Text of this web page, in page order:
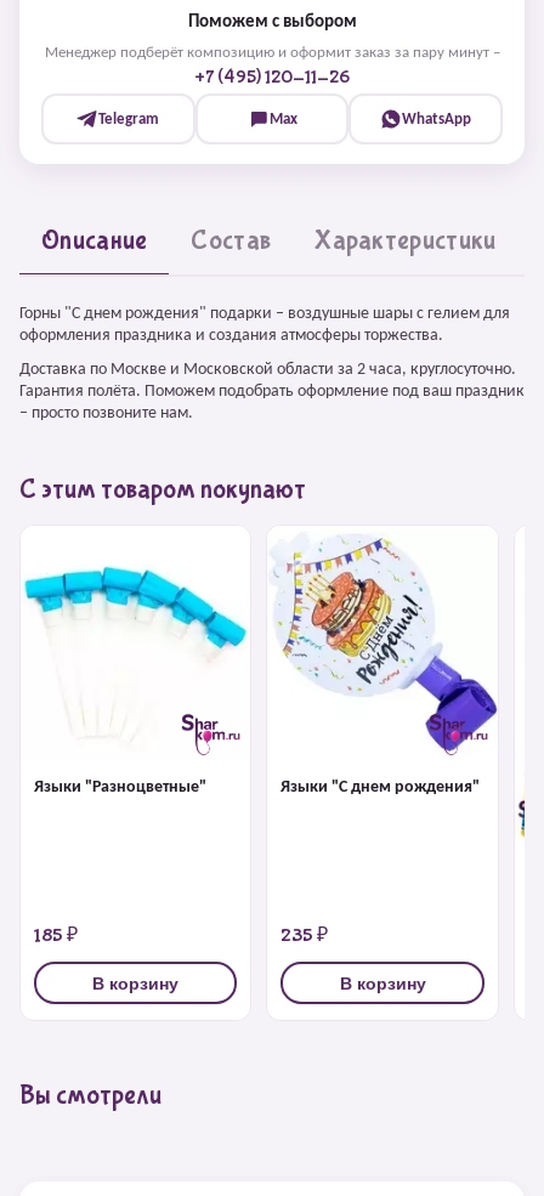
Поможем с выбором
Менеджер подберёт композицию и оформит заказ за пару минут –
+7 (495) 120-11-26
Telegram Max WhatsApp
Описание Состав Характеристики
Горны "С днем рождения" подарки – воздушные шары с гелием для
оформления праздника и создания атмосферы торжества.
Доставка по Москве и Московской области за 2 часа, круглосуточно.
Гарантия полёта. Поможем подобрать оформление под ваш праздник
– просто позвоните нам.
С этим товаром покупают
Языки "Разноцветные"
185 ₽
В корзину
Языки "С днем рождения"
235 ₽
В корзину
Вы смотрели